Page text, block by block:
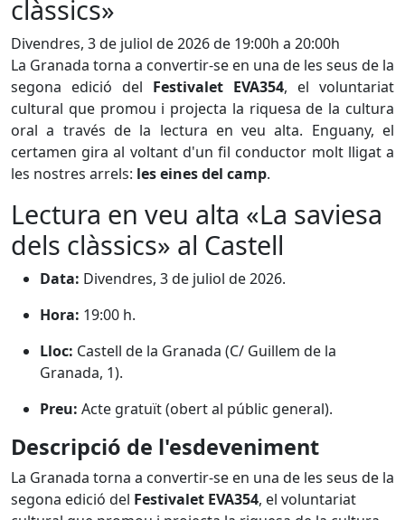
clàssics»
Divendres, 3 de juliol de 2026 de 19:00h a 20:00h
La Granada torna a convertir-se en una de les seus de la
segona edició del Festivalet EVA354, el voluntariat
cultural que promou i projecta la riquesa de la cultura
oral a través de la lectura en veu alta. Enguany, el
certamen gira al voltant d'un fil conductor molt lligat a
les nostres arrels: les eines del camp.
Lectura en veu alta «La saviesa
dels clàssics» al Castell
Data: Divendres, 3 de juliol de 2026.
Hora: 19:00 h.
Lloc: Castell de la Granada (C/ Guillem de la
Granada, 1).
Preu: Acte gratuït (obert al públic general).
Descripció de l'esdeveniment
La Granada torna a convertir-se en una de les seus de la
segona edició del Festivalet EVA354, el voluntariat